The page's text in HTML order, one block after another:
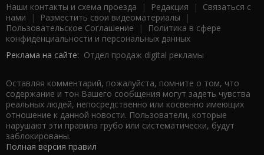
Наши контакты и схема проезда | Редакция | Связаться с
нами | Разместить свои видеоматериалы |
Пользовательское Соглашение |
Политика в сфере
конфиденциальности и персональных данных
Реклама на сайте: Отдел продаж digital рекламы
Оставляя комментарий, пожалуйста, помните о том, что
содержание и тон Вашего сообщения могут задеть чувства
реальных людей, непосредственно или косвенно имеющих
отношение к данной новости. Пользователи, которые
нарушают эти правила грубо или систематически, будут
заблокированы.
Полная версия правил